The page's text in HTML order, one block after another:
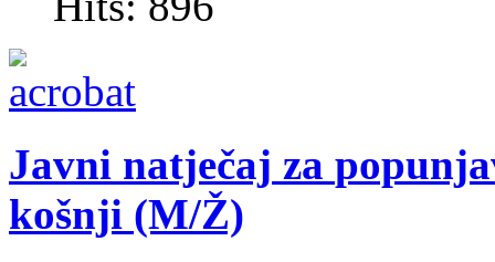
Javni natječaj za
košnji (M/Ž)